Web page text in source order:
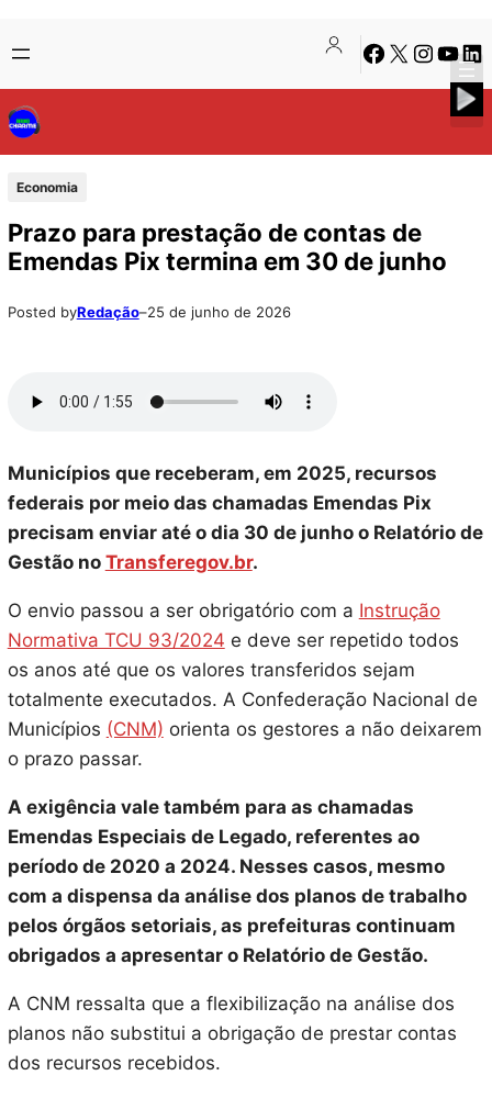
para
o
conteúdo
to
content
Facebook
X Instagram
Economia
Prazo para prestação de contas de
Emendas Pix termina em 30 de junho
Posted byRedação–25 de junho de 2026
Municípios que receberam, em 2025, recursos
federais por meio das chamadas Emendas Pix
precisam enviar até o dia 30 de junho o Relatório de
Gestão no Transferegov.br.
O envio passou a ser obrigatório com a Instrução
Normativa TCU 93/2024 e deve ser repetido todos
os anos até que os valores transferidos sejam
totalmente executados. A Confederação Nacional de
Municípios (CNM) orienta os gestores a não deixarem
o prazo passar.
A exigência vale também para as chamadas
Emendas Especiais de Legado, referentes ao
período de 2020 a 2024. Nesses casos, mesmo
com a dispensa da análise dos planos de trabalho
pelos órgãos setoriais, as prefeituras continuam
obrigados a apresentar o Relatório de Gestão.
A CNM ressalta que a flexibilização na análise dos
planos não substitui a obrigação de prestar contas
dos recursos recebidos.